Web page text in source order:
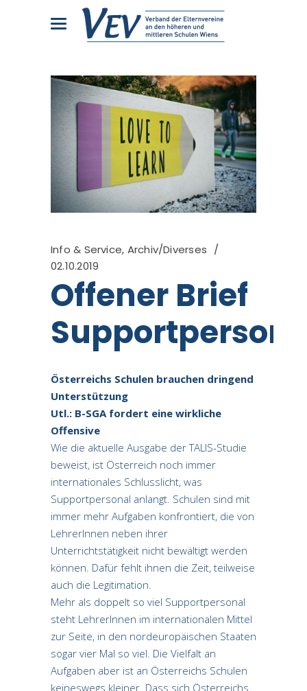
Info & Service, Archiv/Diverses
02.10.2019
Offener Brief
Österreichs Schulen brauchen dringend
Unterstützung
Utl.: B-SGA fordert eine wirkliche
Offensive
Wie die aktuelle Ausgabe der TALIS-Studie
beweist, ist Österreich noch immer
internationales Schlusslicht, was
Supportpersonal anlangt. Schulen sind mit
immer mehr Aufgaben konfrontiert, die von
LehrerInnen neben ihrer
Unterrichtstätigkeit nicht bewältigt werden
können. Dafür fehlt ihnen die Zeit, teilweise
auch die Legitimation.
Mehr als doppelt so viel Supportpersonal
steht LehrerInnen im internationalen Mittel
zur Seite, in den nordeuropäischen Staaten
sogar vier Mal so viel. Die Vielfalt an
Aufgaben aber ist an Österreichs Schulen
keineswegs kleiner. Dass sich Österreichs